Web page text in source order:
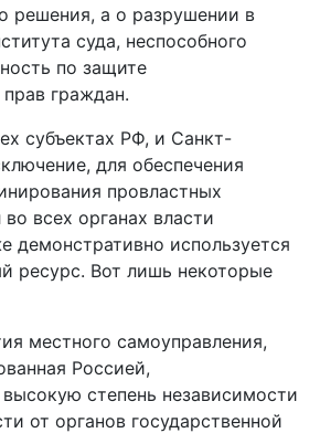
решения, а о разрушении в
суда, неспособного
по защите
граждан.
субъектах РФ, и Санкт-
для обеспечения
провластных
всех органах власти
демонстративно используется
ресурс. Вот лишь некоторые
местного самоуправления,
Россией,
степень независимости
от органов государственной